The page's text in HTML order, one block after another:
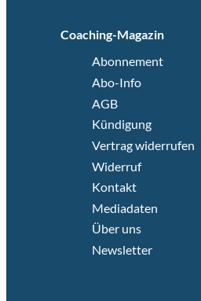
Coaching-Magazin
Abonnement
Abo-Info
AGB
Kündigung
Vertrag widerrufen
Widerruf
Kontakt
Mediadaten
Über uns
Newsletter